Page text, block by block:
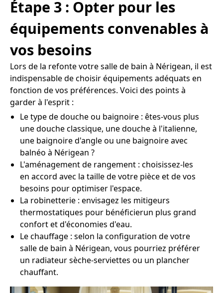
Étape 3 : Opter pour les
équipements convenables à
vos besoins
Lors de la refonte votre salle de bain à Nérigean, il est
indispensable de choisir équipements adéquats en
fonction de vos préférences. Voici des points à
garder à l'esprit :
Le type de douche ou baignoire : êtes-vous plus
une douche classique, une douche à l'italienne,
une baignoire d'angle ou une baignoire avec
balnéo à Nérigean ?
L'aménagement de rangement : choisissez-les
en accord avec la taille de votre pièce et de vos
besoins pour optimiser l'espace.
La robinetterie : envisagez les mitigeurs
thermostatiques pour bénéficierun plus grand
confort et d'économies d'eau.
Le chauffage : selon la configuration de votre
salle de bain à Nérigean, vous pourriez préférer
un radiateur sèche-serviettes ou un plancher
chauffant.